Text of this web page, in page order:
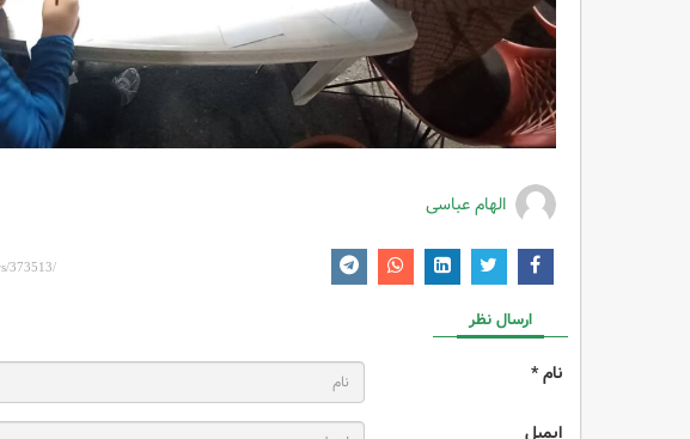
الهام عباسی
ارسال نظر
نام *
ایمیل